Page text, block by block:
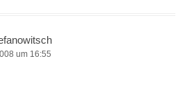
um 16:55